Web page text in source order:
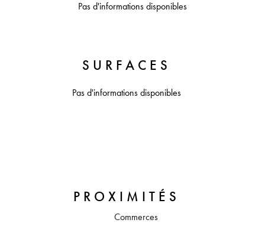
Pas d'informations disponibles
SURFACES
Pas d'informations disponibles
PROXIMITÉS
Commerces